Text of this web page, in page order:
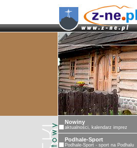
Nowiny
aktualności, kalendarz imprez
Podhale-Sport
Podhale-Sport - sport na Podhalu